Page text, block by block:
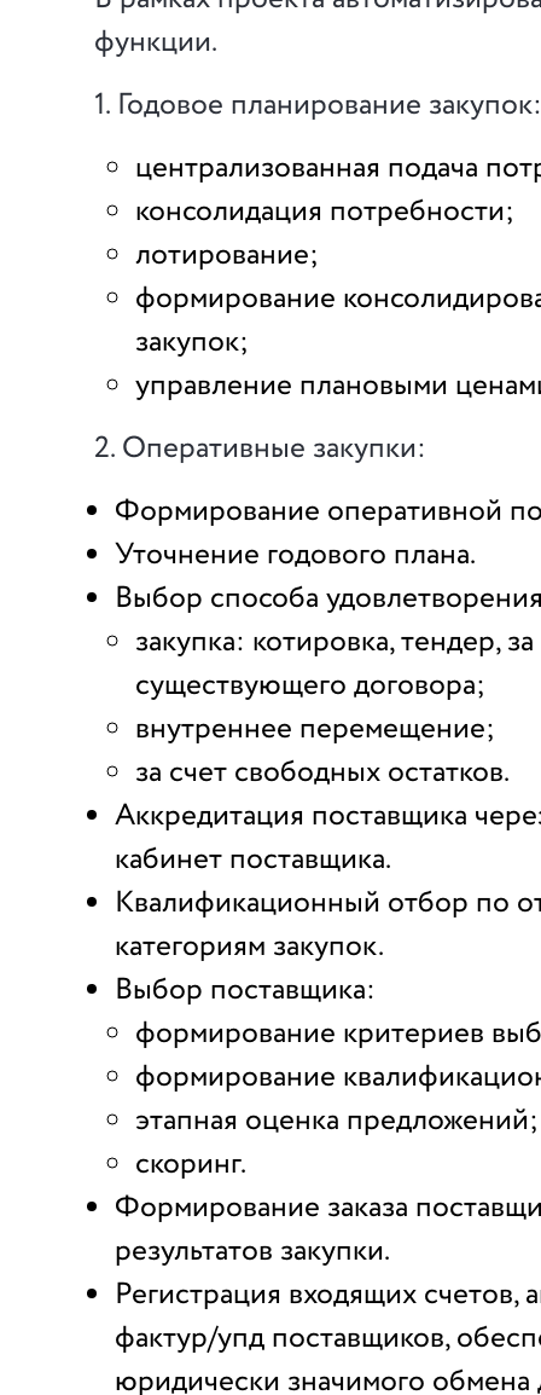
функции.
1. Годовое планирование закупок:
централизованная подача
консолидация потребности;
лотирование;
формирование
закупок;
управление плановыми
2. Оперативные закупки:
Формирование оперативной
Уточнение годового плана.
Выбор способа
закупка: котировка, тендер,
существующего договора;
внутреннее перемещение;
за счет свободных остатков.
Аккредитация поставщика
кабинет поставщика.
Квалификационный отбор по
категориям закупок.
Выбор поставщика:
формирование критериев
формирование
этапная оценка предложений;
скоринг.
Формирование заказа
результатов закупки.
Регистрация входящих счетов,
фактур/упд поставщиков,
юридически значимого обмена